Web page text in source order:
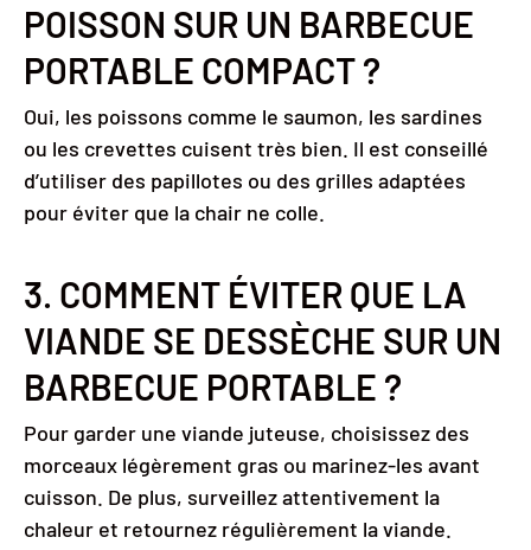
POISSON SUR UN BARBECUE
PORTABLE COMPACT ?
Oui, les poissons comme le saumon, les sardines
ou les crevettes cuisent très bien. Il est conseillé
d’utiliser des papillotes ou des grilles adaptées
pour éviter que la chair ne colle.
3. COMMENT ÉVITER QUE LA
VIANDE SE DESSÈCHE SUR UN
BARBECUE PORTABLE ?
Pour garder une viande juteuse, choisissez des
morceaux légèrement gras ou marinez-les avant
cuisson. De plus, surveillez attentivement la
chaleur et retournez régulièrement la viande.